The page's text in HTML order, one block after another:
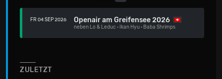
FR 04 SEP 2026 Openair am Greifensee 2026
neben Lo & Leduc · Ikan Hyu· Baba Shrimps
ZULETZT